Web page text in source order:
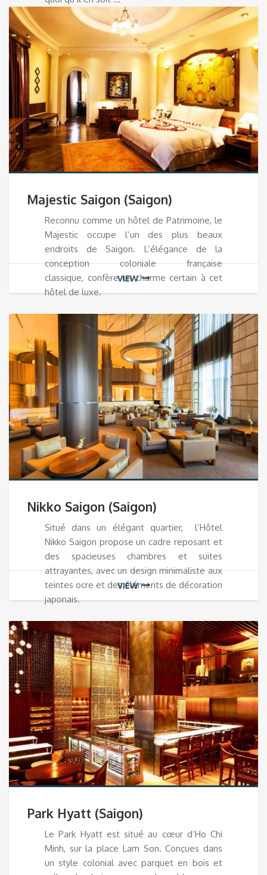
Majestic Saigon (Saigon)
Reconnu comme un hôtel de Patrimoine, le
Majestic occupe l’un des plus beaux
endroits de Saigon. L’élégance de la
conception coloniale française
classique, confère un charme certain à cet
hôtel de luxe.
VIEW
Nikko Saigon (Saigon)
Situé dans un élégant quartier, l’Hôtel
Nikko Saigon propose un cadre reposant et
des spacieuses chambres et suites
attrayantes, avec un design minimaliste aux
teintes ocre et des éléments de décoration
japonais.
VIEW
Park Hyatt (Saigon)
Le Park Hyatt est situé au cœur d’Ho Chi
Minh, sur la place Lam Son. Conçues dans
un style colonial avec parquet en bois et